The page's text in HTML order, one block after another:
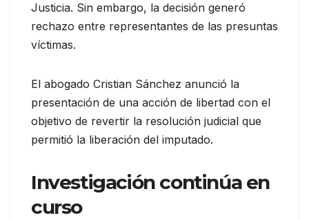
Justicia. Sin embargo, la decisión generó
rechazo entre representantes de las presuntas
víctimas.
El abogado Cristian Sánchez anunció la
presentación de una acción de libertad con el
objetivo de revertir la resolución judicial que
permitió la liberación del imputado.
Investigación continúa en
curso